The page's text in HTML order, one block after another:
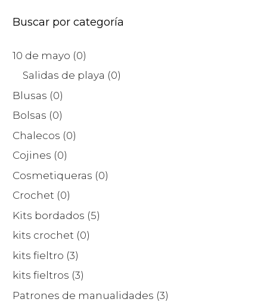
Buscar por categoría
10 de mayo (0)
Salidas de playa (0)
Blusas (0)
Bolsas (0)
Chalecos (0)
Cojines (0)
Cosmetiqueras (0)
Crochet (0)
Kits bordados (5)
kits crochet (0)
kits fieltro (3)
kits fieltros (3)
Patrones de manualidades (3)